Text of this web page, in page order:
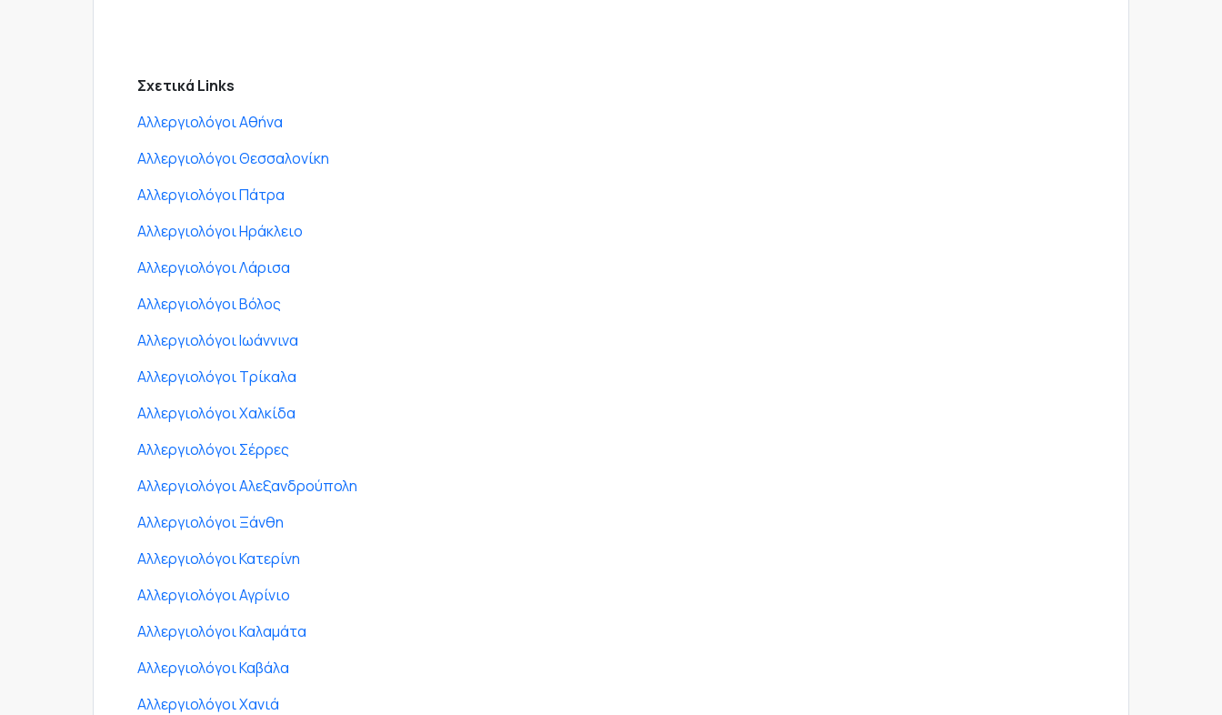
Σχετικά Links
Αλλεργιολόγοι Αθήνα
Αλλεργιολόγοι Θεσσαλονίκη
Αλλεργιολόγοι Πάτρα
Αλλεργιολόγοι Ηράκλειο
Αλλεργιολόγοι Λάρισα
Αλλεργιολόγοι Βόλος
Αλλεργιολόγοι Ιωάννινα
Αλλεργιολόγοι Τρίκαλα
Αλλεργιολόγοι Χαλκίδα
Αλλεργιολόγοι Σέρρες
Αλλεργιολόγοι Αλεξανδρούπολη
Αλλεργιολόγοι Ξάνθη
Αλλεργιολόγοι Κατερίνη
Αλλεργιολόγοι Αγρίνιο
Αλλεργιολόγοι Καλαμάτα
Αλλεργιολόγοι Καβάλα
Αλλεργιολόγοι Χανιά